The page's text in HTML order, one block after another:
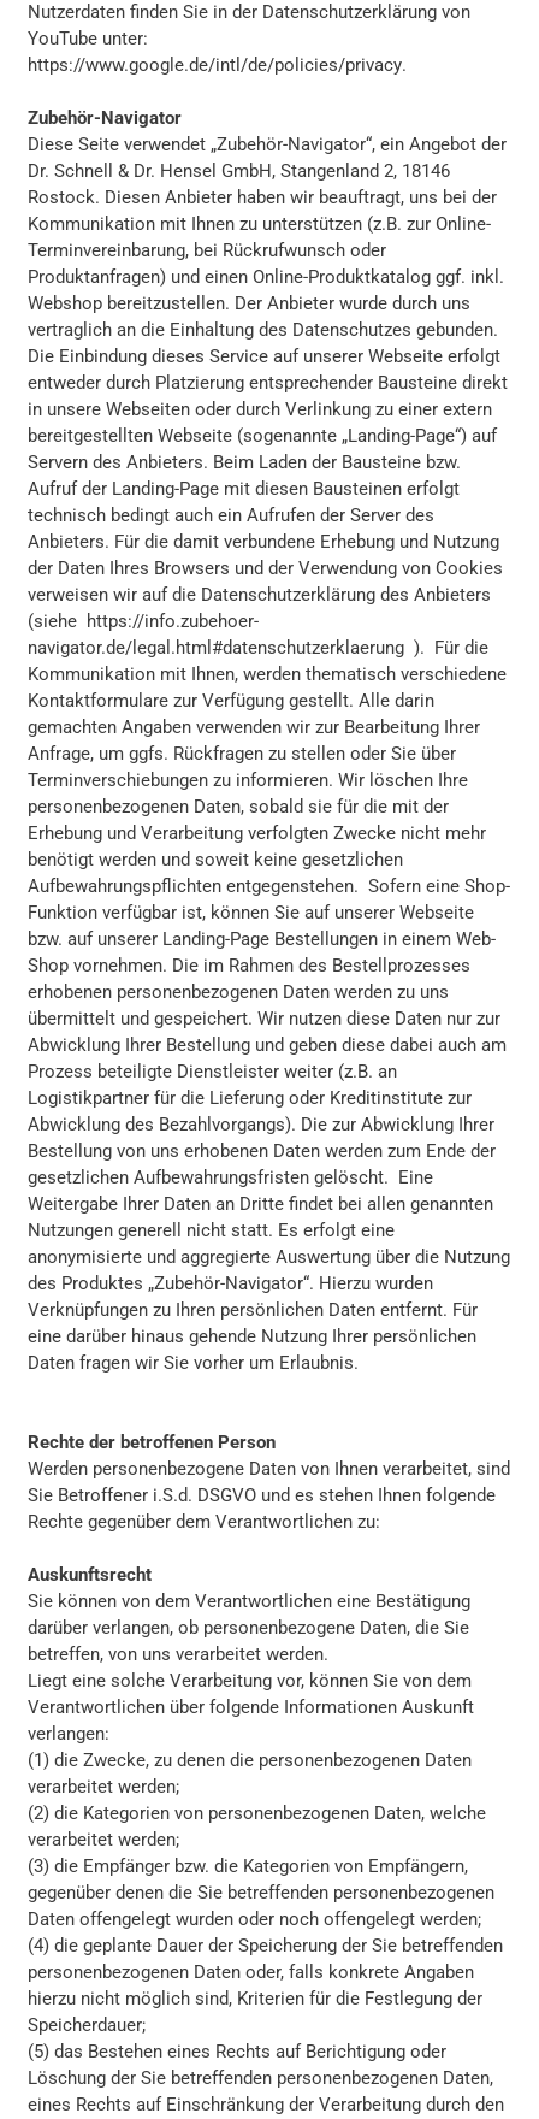
Nutzerdaten finden Sie in der Datenschutzerklärung von
YouTube unter:
https://www.google.de/intl/de/policies/privacy.
Zubehör-Navigator
Diese Seite verwendet „Zubehör-Navigator“, ein Angebot der
Dr. Schnell & Dr. Hensel GmbH, Stangenland 2, 18146
Rostock. Diesen Anbieter haben wir beauftragt, uns bei der
Kommunikation mit Ihnen zu unterstützen (z.B. zur Online-
Terminvereinbarung, bei Rückrufwunsch oder
Produktanfragen) und einen Online-Produktkatalog ggf. inkl.
Webshop bereitzustellen. Der Anbieter wurde durch uns
vertraglich an die Einhaltung des Datenschutzes gebunden.
Die Einbindung dieses Service auf unserer Webseite erfolgt
entweder durch Platzierung entsprechender Bausteine direkt
in unsere Webseiten oder durch Verlinkung zu einer extern
bereitgestellten Webseite (sogenannte „Landing-Page“) auf
Servern des Anbieters. Beim Laden der Bausteine bzw.
Aufruf der Landing-Page mit diesen Bausteinen erfolgt
technisch bedingt auch ein Aufrufen der Server des
Anbieters. Für die damit verbundene Erhebung und Nutzung
der Daten Ihres Browsers und der Verwendung von Cookies
verweisen wir auf die Datenschutzerklärung des Anbieters
(siehe https://info.zubehoer-
navigator.de/legal.html#datenschutzerklaerung ). Für die
Kommunikation mit Ihnen, werden thematisch verschiedene
Kontaktformulare zur Verfügung gestellt. Alle darin
gemachten Angaben verwenden wir zur Bearbeitung Ihrer
Anfrage, um ggfs. Rückfragen zu stellen oder Sie über
Terminverschiebungen zu informieren. Wir löschen Ihre
personenbezogenen Daten, sobald sie für die mit der
Erhebung und Verarbeitung verfolgten Zwecke nicht mehr
benötigt werden und soweit keine gesetzlichen
Aufbewahrungspflichten entgegenstehen. Sofern eine Shop-
Funktion verfügbar ist, können Sie auf unserer Webseite
bzw. auf unserer Landing-Page Bestellungen in einem Web-
Shop vornehmen. Die im Rahmen des Bestellprozesses
erhobenen personenbezogenen Daten werden zu uns
übermittelt und gespeichert. Wir nutzen diese Daten nur zur
Abwicklung Ihrer Bestellung und geben diese dabei auch am
Prozess beteiligte Dienstleister weiter (z.B. an
Logistikpartner für die Lieferung oder Kreditinstitute zur
Abwicklung des Bezahlvorgangs). Die zur Abwicklung Ihrer
Bestellung von uns erhobenen Daten werden zum Ende der
gesetzlichen Aufbewahrungsfristen gelöscht. Eine
Weitergabe Ihrer Daten an Dritte findet bei allen genannten
Nutzungen generell nicht statt. Es erfolgt eine
anonymisierte und aggregierte Auswertung über die Nutzung
des Produktes „Zubehör-Navigator“. Hierzu wurden
Verknüpfungen zu Ihren persönlichen Daten entfernt. Für
eine darüber hinaus gehende Nutzung Ihrer persönlichen
Daten fragen wir Sie vorher um Erlaubnis.
Rechte der betroffenen Person
Werden personenbezogene Daten von Ihnen verarbeitet, sind
Sie Betroffener i.S.d. DSGVO und es stehen Ihnen folgende
Rechte gegenüber dem Verantwortlichen zu:
Auskunftsrecht
Sie können von dem Verantwortlichen eine Bestätigung
darüber verlangen, ob personenbezogene Daten, die Sie
betreffen, von uns verarbeitet werden.
Liegt eine solche Verarbeitung vor, können Sie von dem
Verantwortlichen über folgende Informationen Auskunft
verlangen:
(1) die Zwecke, zu denen die personenbezogenen Daten
verarbeitet werden;
(2) die Kategorien von personenbezogenen Daten, welche
verarbeitet werden;
(3) die Empfänger bzw. die Kategorien von Empfängern,
gegenüber denen die Sie betreffenden personenbezogenen
Daten offengelegt wurden oder noch offengelegt werden;
(4) die geplante Dauer der Speicherung der Sie betreffenden
personenbezogenen Daten oder, falls konkrete Angaben
hierzu nicht möglich sind, Kriterien für die Festlegung der
Speicherdauer;
(5) das Bestehen eines Rechts auf Berichtigung oder
Löschung der Sie betreffenden personenbezogenen Daten,
eines Rechts auf Einschränkung der Verarbeitung durch den